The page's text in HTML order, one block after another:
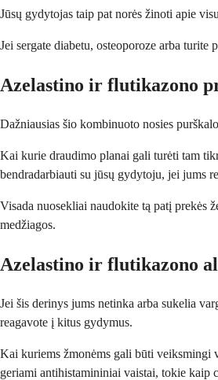
Jūsų gydytojas taip pat norės žinoti apie
Jei sergate diabetu, osteoporoze arba
Azelastino ir flutikazono
Dažniausias šio kombinuoto nosies
Kai kurie draudimo planai gali turėti tam
bendradarbiauti su jūsų gydytoju, jei jums
Visada nuosekliai naudokite tą patį prekės
medžiagos.
Azelastino ir flutikazono
Jei šis derinys jums netinka arba sukelia
reagavote į kitus gydymus.
Kai kuriems žmonėms gali būti veiksmingi
geriami antihistamininiai vaistai, tokie kaip